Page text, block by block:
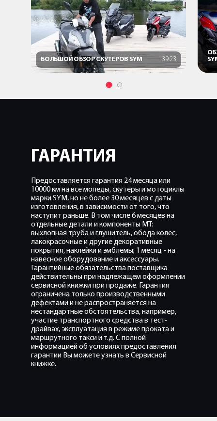
БОЛЬШОЙ ОБЗОР СКУТЕРОВ SYM 39:23
ГАРАНТИЯ
Предоставляется гарантия 24 месяца или
10000 км на все мопеды, скутеры и мотоциклы
марки SYM, но не более 30 месяцев с даты
изготовления, в зависимости от того, что
наступит раньше. В том числе 6 месяцев на
отдельные детали и компоненты МТ:
выхлопная труба и глушитель, обода колес,
лакокрасочные и другие декоративные
покрытия, наклейки и эмблемы; 1 месяц - на
навесное оборудование и аксессуары.
Гарантийные обязательства поставщика
действительны при надлежащем оформлении
сервисной книжки при продаже. Гарантия
ограничена только производственными
дефектами и не распространяется на
нестандартные обстоятельства, например,
участие транспортного средства в тест-
драйвах, эксплуатация в режиме проката и
маршрутного такси и т.д. С полной
информацией об условиях предоставления
гарантии Вы можете узнать в Сервисной
книжке.